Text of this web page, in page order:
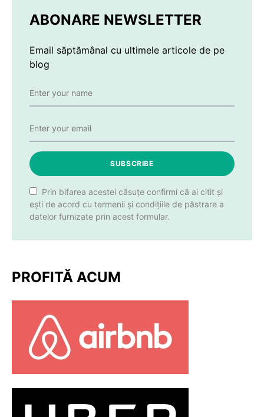
ABONARE NEWSLETTER
Email săptămânal cu ultimele articole de pe
blog
SUBSCRIBE
Prin bifarea acestei căsuțe confirmi că ai citit și
ești de acord cu termenii și condițiile de păstrare a
datelor furnizate prin acest formular.
PROFITĂ ACUM